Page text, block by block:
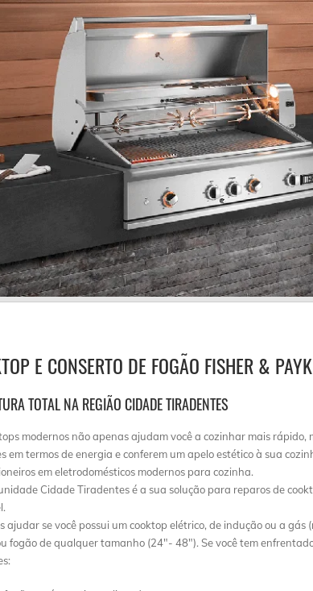
E CONSERTO DE FOGÃO FISHER &
TOTAL NA REGIÃO CIDADE TIRADENTES
modernos não apenas ajudam você a cozinhar mais rápido,
em termos de energia e conferem um apelo estético à sua
em eletrodomésticos modernos para cozinha.
Cidade Tiradentes é a sua solução para reparos de
ajudar se você possui um cooktop elétrico, de indução ou a gás
fogão de qualquer tamanho (24″- 48″). Se você tem